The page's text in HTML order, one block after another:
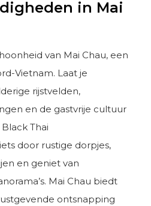
in Mai
van Mai Chau, een
Vietnam. Laat je
rijstvelden,
en de gastvrije cultuur
Thai
door rustige dorpjes,
en geniet van
Mai Chau biedt
ontsnapping